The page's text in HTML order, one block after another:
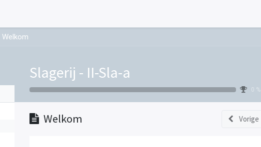
Welkom
Slagerij - II-Sla-a
0 %
Welkom Vorige